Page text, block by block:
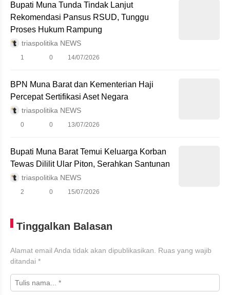
Bupati Muna Tunda Tindak Lanjut
Rekomendasi Pansus RSUD, Tunggu
Proses Hukum Rampung
triaspolitika NEWS
1 0 14/07/2026
BPN Muna Barat dan Kementerian Haji
Percepat Sertifikasi Aset Negara
triaspolitika NEWS
0 0 13/07/2026
Bupati Muna Barat Temui Keluarga Korban
Tewas Dililit Ular Piton, Serahkan Santunan
triaspolitika NEWS
2 0 15/07/2026
Tinggalkan Balasan
Alamat email Anda tidak akan dipublikasikan. Ruas yang wajib
ditandai *